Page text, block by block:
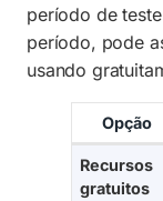
período de
período, pode
usando
Opção
Recursos
gratuitos